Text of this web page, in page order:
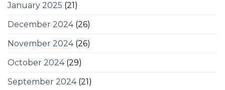
January 2025 (21)
December 2024(26)
November 2024(26)
October 2024(29)
September 2024(21)